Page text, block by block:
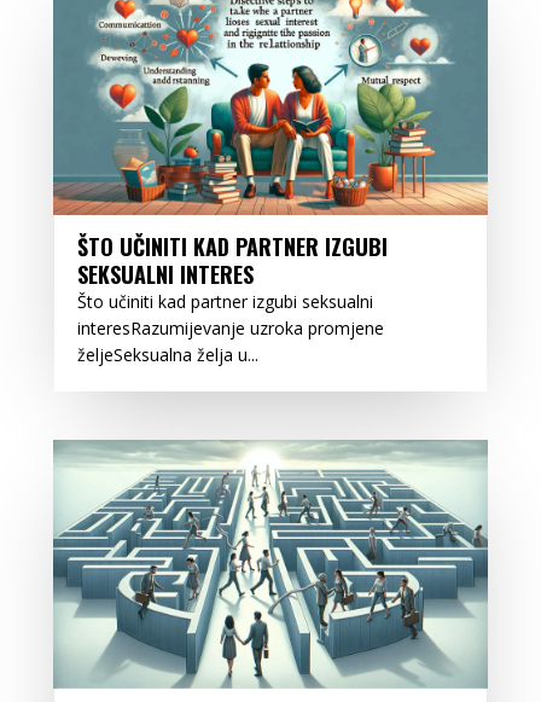
ŠTO UČINITI KAD PARTNER IZGUBI
SEKSUALNI INTERES
Što učiniti kad partner izgubi seksualni
interesRazumijevanje uzroka promjene
željeSeksualna želja u...